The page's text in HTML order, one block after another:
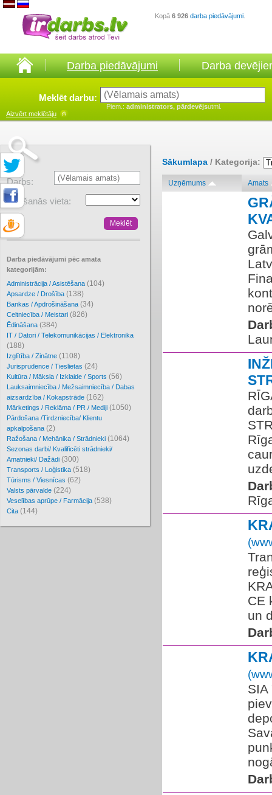
Kopā 6 926 darba piedāvājumi
Darba piedāvājumi Darba
Meklēt darbu:
Piem.: administrators, pārdevējsutml.
Aizvērt meklētāju
Darbs:
Atrašanās vieta:
Darba piedāvājumi pēc amata
kategorijām:
Administrācija / Asistēšana (104)
Apsardze / Drošība (138)
Bankas / Apdrošināšana (34)
Celtniecība / Meistari (826)
Ēdināšana (384)
IT / Datori / Telekomunikācijas / Elektronika
(188)
Izglītība / Zinātne (1108)
Jurisprudence / Tieslietas (24)
Kultūra / Māksla / Izklaide / Sports (56)
Lauksaimniecība / Mežsaimniecība / Dabas
aizsardzība / Kokapstrāde (162)
Mārketings / Reklāma / PR / Mediji (1050)
Pārdošana /Tirdzniecība/ Klientu
apkalpošana (2)
Ražošana / Mehānika / Strādnieki (1064)
Sezonas darbi/ Kvalificēti strādnieki/
Amatnieki/ Dažādi (300)
Transports / Loģistika (518)
Tūrisms / Viesnīcas (62)
Valsts pārvalde (224)
Veselības aprūpe / Farmācija (538)
Cita (144)
Sākumlapa / Kategorija:
Uzņēmums Amats
CE
un
SIA